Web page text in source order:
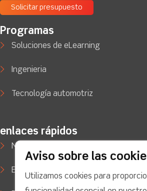
Solicitar presupuesto
Programas
Soluciones de eLearning
Ingenieria
Tecnología automotriz
enlaces rápidos
Noticias
Estudios de caso
Aviso sobre las
Utilizamos cookies para